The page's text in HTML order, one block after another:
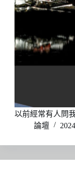
以前經常有人問
論壇